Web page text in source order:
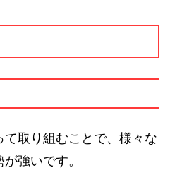
取り組むことで、様々な
強いです。